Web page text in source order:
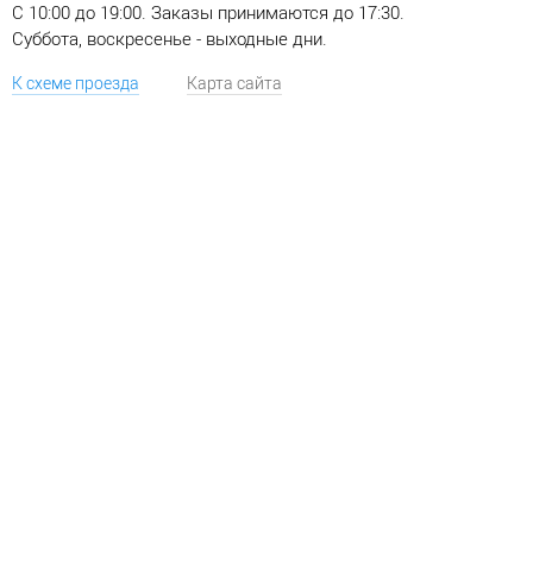
C 10:00 до 19:00. Заказы принимаются до 17:30.
Суббота, воскресенье - выходные дни.
К схеме проезда Карта сайта